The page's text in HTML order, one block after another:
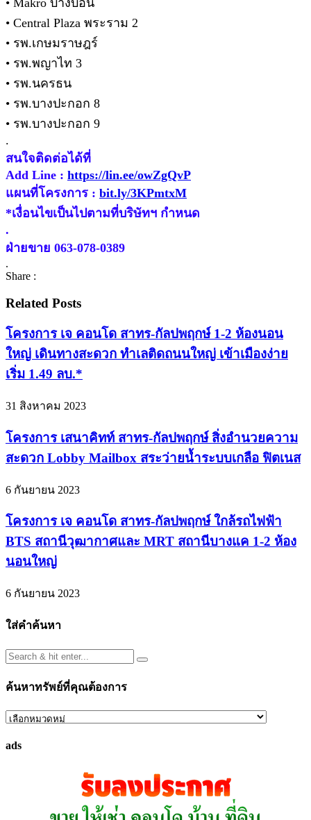
• Central Plaza พระราม 2
• รพ.เกษมราษฎร์
• รพ.พญาไท 3
• รพ.นครธน
• รพ.บางปะกอก 8
• รพ.บางปะกอก 9
.
สนใจติดต่อได้ที่
Add Line : https://lin.ee/owZgQvP
แผนที่โครงการ : bit.ly/3KPmtxM
*เงื่อนไขเป็นไปตามที่บริษัทฯ กำหนด
.
ฝ่ายขาย 063-078-0389
.
Share :
Related Posts
โครงการ เจ คอนโด สาทร-กัลปพฤกษ์ 1-2 ห้องนอน
ใหญ่ เดินทางสะดวก ทำเลติดถนนใหญ่ เข้าเมืองง่าย
เริ่ม 1.49 ลบ.*
31 สิงหาคม 2023
โครงการ เสนาคิทท์ สาทร-กัลปพฤกษ์ สิ่งอำนวยความ
สะดวก Lobby Mailbox สระว่ายน้ำระบบเกลือ ฟิตเนส
6 กันยายน 2023
โครงการ เจ คอนโด สาทร-กัลปพฤกษ์ ใกล้รถไฟฟ้า
BTS สถานีวุฒากาศและ MRT สถานีบางแค 1-2 ห้อง
นอนใหญ่
6 กันยายน 2023
ใส่คำค้นหา
ค้นหาทรัพย์ที่คุณต้องการ
ค้นหา
ที่
ads